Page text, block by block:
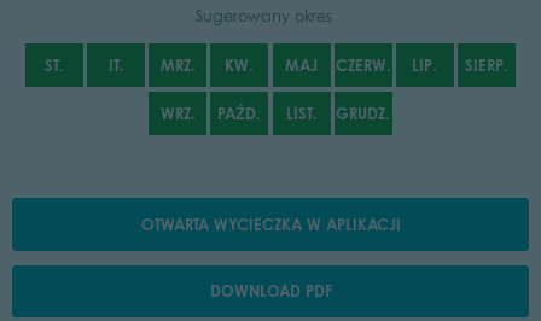
Sugerowany okres
ST. IT. MRZ. KW. MAJ CZERW. LIP. SIERP.
WRZ. PAŹD. LIST. GRUDZ.
OTWARTA WYCIECZKA W APLIKACJI
DOWNLOAD PDF